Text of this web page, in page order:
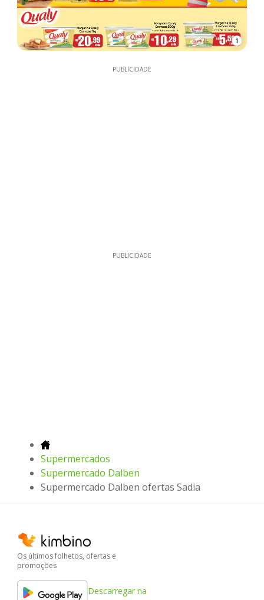
1
PUBLICIDADE
PUBLICIDADE
Supermercados
Supermercado Dalben
Supermercado Dalben ofertas Sadia
Os últimos folhetos, ofertas e
promoções
Descarregar na